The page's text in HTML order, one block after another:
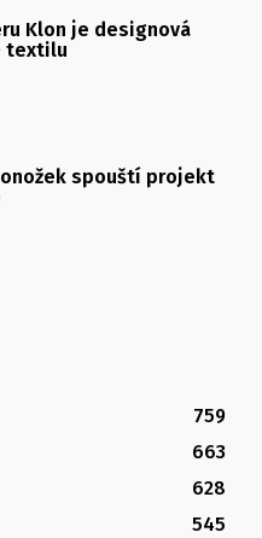
Klon je designová
textilu
spouští projekt
759
663
628
545